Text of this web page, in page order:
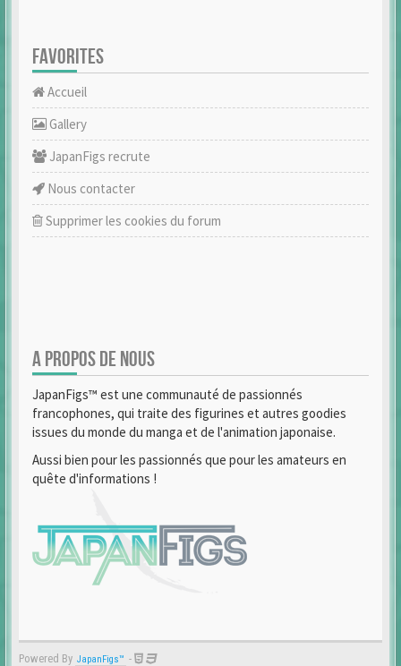
FAVORITES
Accueil
Gallery
JapanFigs recrute
Nous contacter
Supprimer les cookies du forum
A PROPOS DE NOUS
JapanFigs™ est une communauté de passionnés
francophones, qui traite des figurines et autres goodies
issues du monde du manga et de l'animation japonaise.
Aussi bien pour les passionnés que pour les amateurs en
quête d'informations !
Powered By JapanFigs™ -